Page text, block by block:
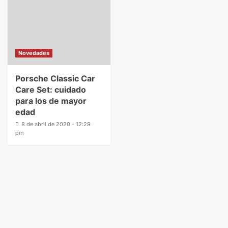
Novedades
Porsche Classic Car
Care Set: cuidado
para los de mayor
edad
8 de abril de 2020 - 12:29
pm